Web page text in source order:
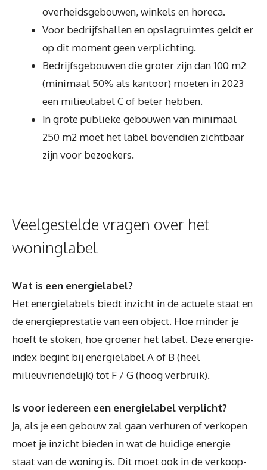
overheidsgebouwen, winkels en horeca.
Voor bedrijfshallen en opslagruimtes geldt er
op dit moment geen verplichting.
Bedrijfsgebouwen die groter zijn dan 100 m2
(minimaal 50% als kantoor) moeten in 2023
een milieulabel C of beter hebben.
In grote publieke gebouwen van minimaal
250 m2 moet het label bovendien zichtbaar
zijn voor bezoekers.
Veelgestelde vragen over het
woninglabel
Wat is een energielabel?
Het energielabels biedt inzicht in de actuele staat en
de energieprestatie van een object. Hoe minder je
hoeft te stoken, hoe groener het label. Deze energie-
index begint bij energielabel A of B (heel
milieuvriendelijk) tot F / G (hoog verbruik).
Is voor iedereen een energielabel verplicht?
Ja, als je een gebouw zal gaan verhuren of verkopen
moet je inzicht bieden in wat de huidige energie
staat van de woning is. Dit moet ook in de verkoop-